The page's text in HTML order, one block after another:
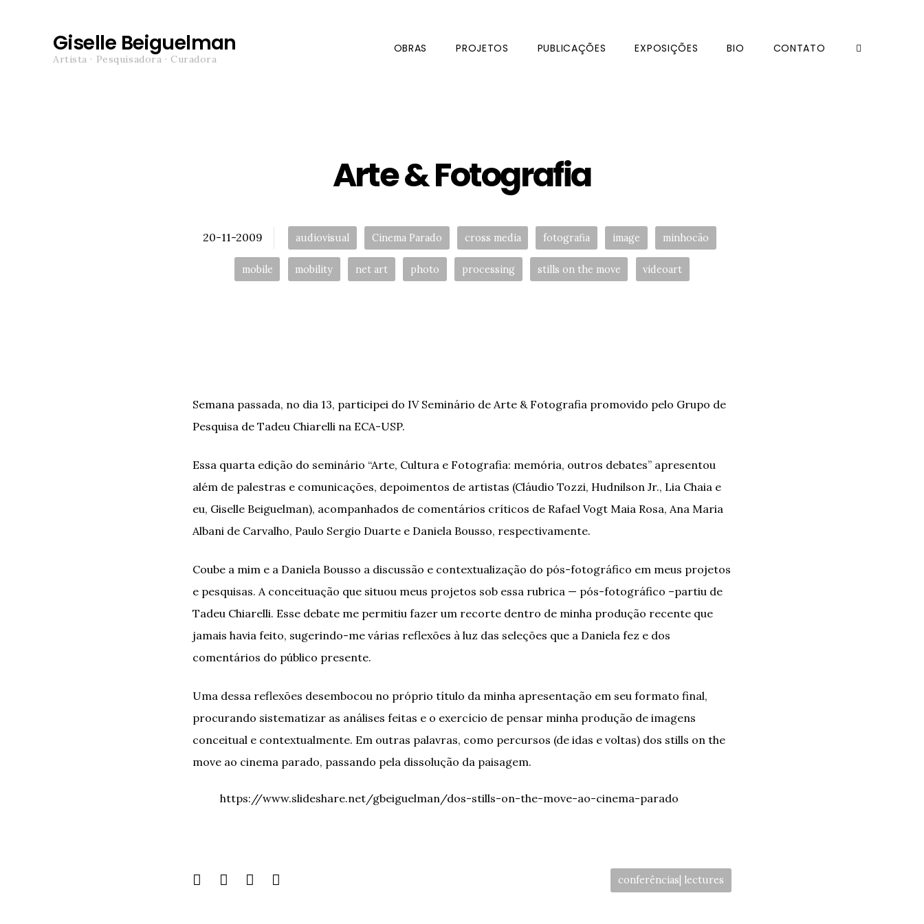
Giselle Beiguelman
Artista · Pesquisadora · Curadora
OBRAS PROJETOS PUBLICAÇÕES EXPOSIÇÕES BIO CONTATO
Arte & Fotografia
20-11-2009
Tags:
audiovisual Cinema Parado cross media fotografia image minhocão
mobile mobility net art photo processing stills on the move videoart
Semana passada, no dia 13, participei do IV Seminário de Arte & Fotografia promovido pelo Grupo de
Pesquisa de Tadeu Chiarelli na ECA-USP.
Essa quarta edição do seminário “Arte, Cultura e Fotografia: memória, outros debates” apresentou
além de palestras e comunicações, depoimentos de artistas (Cláudio Tozzi, Hudnilson Jr., Lia Chaia e
eu, Giselle Beiguelman), acompanhados de comentários críticos de Rafael Vogt Maia Rosa, Ana Maria
Albani de Carvalho, Paulo Sergio Duarte e Daniela Bousso, respectivamente.
Coube a mim e a Daniela Bousso a discussão e contextualização do pós-fotográfico em meus projetos
e pesquisas. A conceituação que situou meus projetos sob essa rubrica — pós-fotográfico –partiu de
Tadeu Chiarelli. Esse debate me permitiu fazer um recorte dentro de minha produção recente que
jamais havia feito, sugerindo-me várias reflexões à luz das seleções que a Daniela fez e dos
comentários do público presente.
Uma dessa reflexões desembocou no próprio título da minha apresentação em seu formato final,
procurando sistematizar as análises feitas e o exercício de pensar minha produção de imagens
conceitual e contextualmente. Em outras palavras, como percursos (de idas e voltas) dos stills on the
move ao cinema parado, passando pela dissolução da paisagem.
https://www.slideshare.net/gbeiguelman/dos-stills-on-the-move-ao-cinema-parado
Share
Categories:
conferências| lectures